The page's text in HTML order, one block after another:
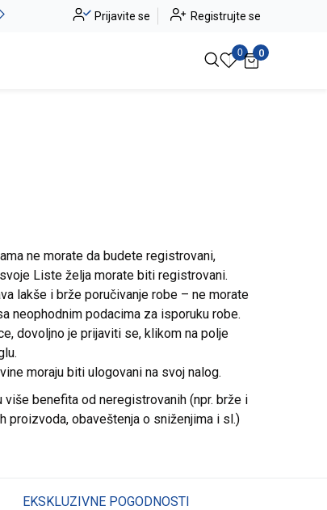
Novo u ponudi - Jadea Pogledaj više
Prijavite se Registrujte se
0 0
ne morate da budete registrovani,
Liste želja morate biti registrovani.
lakše i brže poručivanje robe – ne morate
neophodnim podacima za isporuku robe.
dovoljno je prijaviti se, klikom na polje
moraju biti ulogovani na svoj nalog.
benefita od neregistrovanih (npr. brže i
proizvoda, obaveštenja o sniženjima i sl.)
EKSKLUZIVNE POGODNOSTI